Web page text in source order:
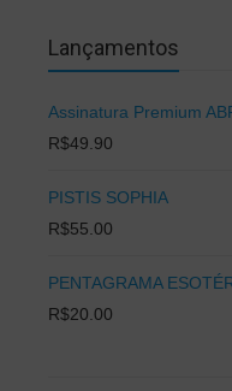
Lançamentos
Assinatura Premium
R$49.90
PISTIS SOPHIA
R$55.00
PENTAGRAMA
R$20.00